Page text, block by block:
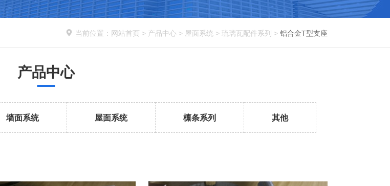
 当前位置： 网站首页 > 产品中心 > 屋面系统 > 琉璃瓦配件系列 > 铝合金T型支座
产品中心
墙面系统 屋面系统 檩条系列 其他